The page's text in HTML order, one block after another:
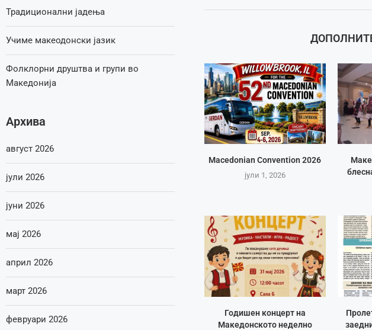
Macedonian Convention 2026
јули 1, 2026
Годишен концерт на
Македонското неделно
Традиционални јадења
Учиме макеодонски јазик
Фолклорни друштва и групи во
Македонија
Архива
август 2026
јули 2026
јуни 2026
мај 2026
април 2026
март 2026
февруари 2026